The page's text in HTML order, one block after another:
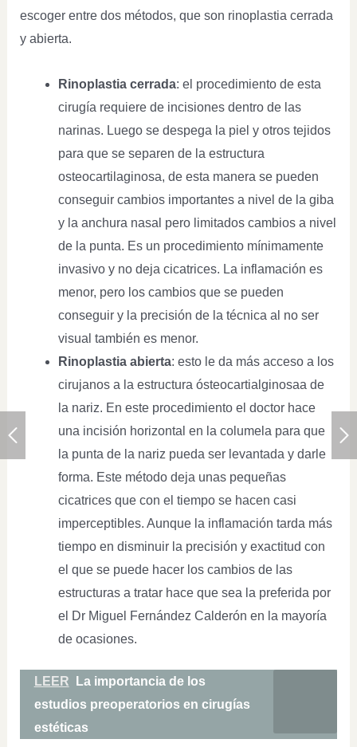
escoger entre dos métodos, que son rinoplastia cerrada
y abierta.
Rinoplastia cerrada: el procedimiento de esta
cirugía requiere de incisiones dentro de las
narinas. Luego se despega la piel y otros tejidos
para que se separen de la estructura
osteocartilaginosa, de esta manera se pueden
conseguir cambios importantes a nivel de la giba
y la anchura nasal pero limitados cambios a nivel
de la punta. Es un procedimiento mínimamente
invasivo y no deja cicatrices. La inflamación es
menor, pero los cambios que se pueden
conseguir y la precisión de la técnica al no ser
visual también es menor.
Rinoplastia abierta: esto le da más acceso a los
cirujanos a la estructura ósteocartialginosaa de
la nariz. En este procedimiento el doctor hace
una incisión horizontal en la columela para que
la punta de la nariz pueda ser levantada y darle
forma. Este método deja unas pequeñas
cicatrices que con el tiempo se hacen casi
imperceptibles. Aunque la inflamación tarda más
tiempo en disminuir la precisión y exactitud con
el que se puede hacer los cambios de las
estructuras a tratar hace que sea la preferida por
el Dr Miguel Fernández Calderón en la mayoría
de ocasiones.
LEER
La importancia de los
estudios preoperatorios en cirugías
estéticas